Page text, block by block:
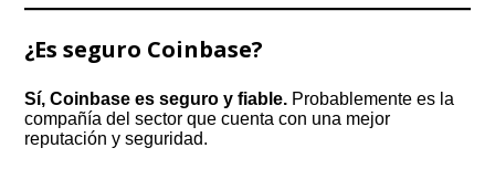
¿Es seguro Coinbase?
Sí, Coinbase es seguro y fiable. Probablemente es la
compañía del sector que cuenta con una mejor
reputación y seguridad.